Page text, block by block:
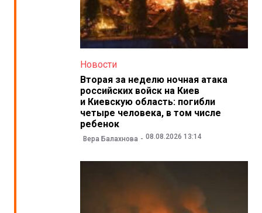
Новости
Вторая за неделю ночная атака
российских войск на Киев
и Киевскую область: погибли
четыре человека, в том числе
ребенок
Вера Балахнова 08.08.2026 13:14